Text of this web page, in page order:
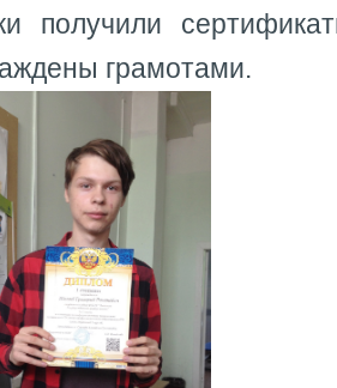
получили
грамотами.